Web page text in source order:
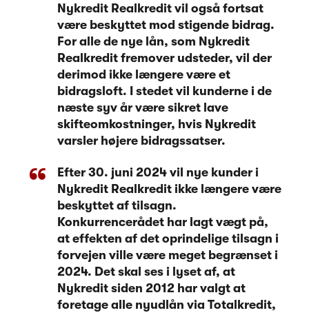
Nykredit Realkredit vil også fortsat
være beskyttet mod stigende bidrag.
For alle de nye lån, som Nykredit
Realkredit fremover udsteder, vil der
derimod ikke længere være et
bidragsloft. I stedet vil kunderne i de
næste syv år være sikret lave
skifteomkostninger, hvis Nykredit
varsler højere bidragssatser.
Efter 30. juni 2024 vil nye kunder i
Nykredit Realkredit ikke længere være
beskyttet af tilsagn.
Konkurrencerådet har lagt vægt på,
at effekten af det oprindelige tilsagn i
forvejen ville være meget begrænset i
2024. Det skal ses i lyset af, at
Nykredit siden 2012 har valgt at
foretage alle nyudlån via Totalkredit,